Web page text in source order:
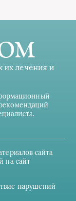
их лечения и
сайта
на сайт
нарушений